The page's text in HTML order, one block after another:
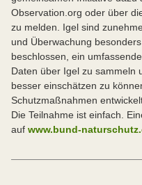
Observation.org oder über
zu melden. Igel sind
und Überwachung
beschlossen, ein
Daten über Igel zu sammeln
besser einschätzen zu
Schutzmaßnahmen
Die Teilnahme ist einfach.
auf www.bund-